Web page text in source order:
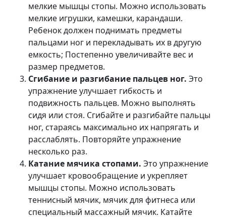
мелкие мышцы стопы. Можно использовать
мелкие игрушки, камешки, карандаши.
Ребенок должен поднимать предметы
пальцами ног и перекладывать их в другую
емкость; Постепенно увеличивайте вес и
размер предметов.
Сгибание и разгибание пальцев ног. Это
упражнение улучшает гибкость и
подвижность пальцев. Можно выполнять
сидя или стоя. Сгибайте и разгибайте пальцы
ног, стараясь максимально их напрягать и
расслаблять. Повторяйте упражнение
несколько раз.
Катание мячика стопами. Это упражнение
улучшает кровообращение и укрепляет
мышцы стопы. Можно использовать
теннисный мячик, мячик для фитнеса или
специальный массажный мячик. Катайте